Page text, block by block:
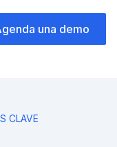
una demo
CLAVE